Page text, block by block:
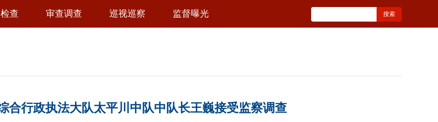
查 审查调查 巡视巡察 监督曝光
合行政执法大队太平川中队中队长王巍接受监察调查